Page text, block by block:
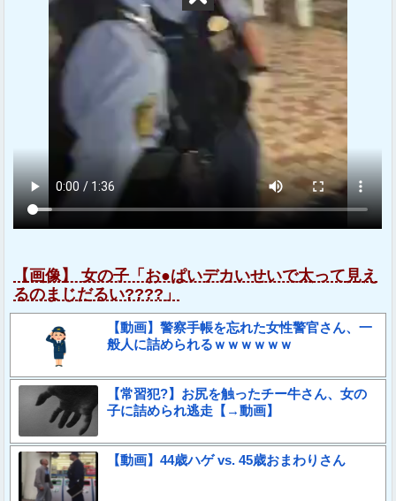
【画像】 女の子「お●ぱいデカいせいで太って見え
るのまじだるい????」
【動画】警察手帳を忘れた女性警官さん、一
般人に詰められるｗｗｗｗｗｗ
【常習犯?】お尻を触ったチー牛さん、女の
子に詰められ逃走【→動画】
【動画】44歳ハゲ vs. 45歳おまわりさん